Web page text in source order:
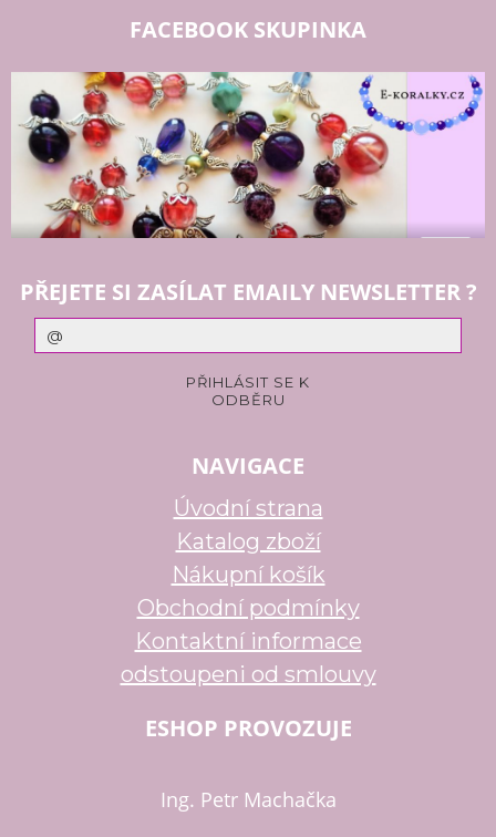
FACEBOOK SKUPINKA
PŘEJETE SI ZASÍLAT EMAILY NEWSLETTER ?
NAVIGACE
Úvodní strana
Katalog zboží
Nákupní košík
Obchodní podmínky
Kontaktní informace
odstoupeni od smlouvy
ESHOP PROVOZUJE
Ing. Petr Machačka